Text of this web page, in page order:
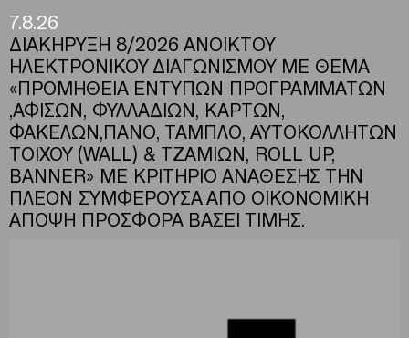
7.8.26
ΔΙΑΚΗΡΥΞΗ 8/2026 ΑΝΟΙΚΤΟΥ
ΗΛΕΚΤΡΟΝΙΚΟΥ ΔΙΑΓΩΝΙΣΜΟΥ ΜΕ ΘΕΜΑ
«ΠΡΟΜΗΘΕΙΑ ΕΝΤΥΠΩΝ ΠΡΟΓΡΑΜΜΑΤΩΝ
,ΑΦΙΣΩΝ, ΦΥΛΛΑΔΙΩΝ, ΚΑΡΤΩΝ,
ΦΑΚΕΛΩΝ,ΠΑΝΟ, ΤΑΜΠΛΟ, ΑΥΤΟΚΟΛΛΗΤΩΝ
ΤΟΙΧΟΥ (WALL) & ΤΖΑΜΙΩΝ, ROLL UP,
BANNER» ΜΕ ΚΡΙΤΗΡΙΟ ΑΝΑΘΕΣΗΣ ΤΗΝ
ΠΛΕΟΝ ΣΥΜΦΕΡΟΥΣΑ ΑΠΟ ΟΙΚΟΝΟΜΙΚΗ
ΑΠΟΨΗ ΠΡΟΣΦΟΡΑ ΒΑΣΕΙ ΤΙΜΗΣ.